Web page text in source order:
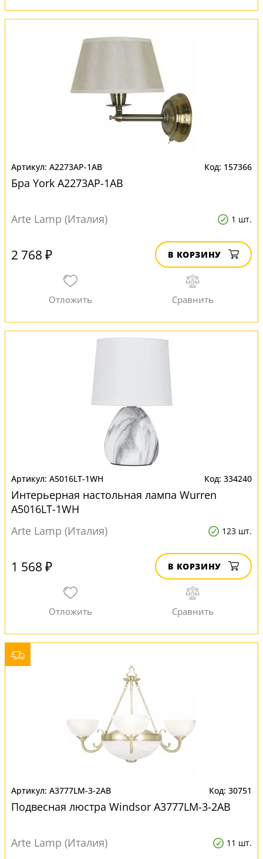
A2273AP-1AB 157366
Бра York A2273AP-1AB
Arte Lamp (Италия) 1 шт.
2 768 ₽ В КОРЗИНУ
A5016LT-1WH 334240
Интерьерная настольная лампа Wurren
A5016LT-1WH
Arte Lamp (Италия)
123 шт.
1 568 ₽ В КОРЗИНУ
A3777LM-3-2AB 30751
Подвесная люстра Windsor A3777LM-3-2AB
Arte Lamp (Италия) 11 шт.